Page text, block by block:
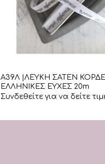
Α39Λ |ΛΕΥΚΗ ΣΑΤΕΝ
ΕΛΛΗΝΙΚΕΣ ΕΥΧΕΣ 20m
Συνδεθείτε για να δείτε